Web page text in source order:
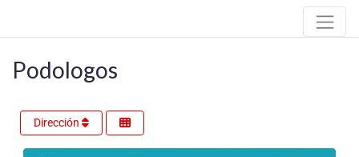
Podologos
Dirección